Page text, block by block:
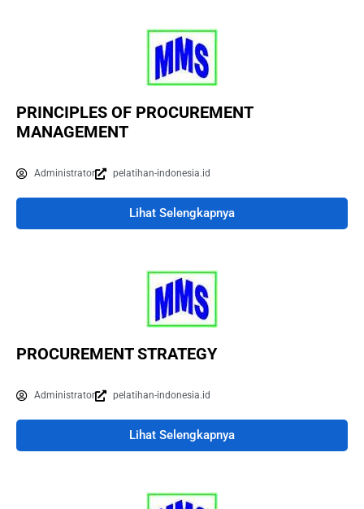
PRINCIPLES OF PROCUREMENT
MANAGEMENT
Administrator pelatihan-indonesia.id
Lihat Selengkapnya
PROCUREMENT STRATEGY
Administrator pelatihan-indonesia.id
Lihat Selengkapnya